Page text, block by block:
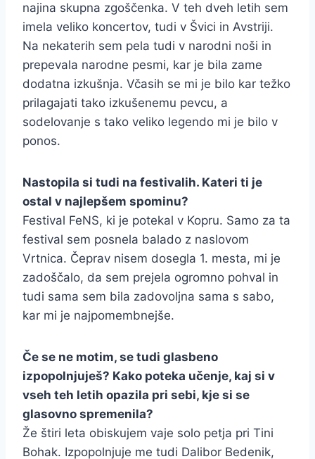
najina skupna zgoščenka. V teh dveh letih sem
imela veliko koncertov, tudi v Švici in Avstriji.
Na nekaterih sem pela tudi v narodni noši in
prepevala narodne pesmi, kar je bila zame
dodatna izkušnja. Včasih se mi je bilo kar težko
prilagajati tako izkušenemu pevcu, a
sodelovanje s tako veliko legendo mi je bilo v
ponos.
Nastopila si tudi na festivalih. Kateri ti je
ostal v najlepšem spominu?
Festival FeNS, ki je potekal v Kopru. Samo za ta
festival sem posnela balado z naslovom
Vrtnica. Čeprav nisem dosegla 1. mesta, mi je
zadoščalo, da sem prejela ogromno pohval in
tudi sama sem bila zadovoljna sama s sabo,
kar mi je najpomembnejše.
Če se ne motim, se tudi glasbeno
izpopolnjuješ? Kako poteka učenje, kaj si v
vseh teh letih opazila pri sebi, kje si se
glasovno spremenila?
Že štiri leta obiskujem vaje solo petja pri Tini
Bohak. Izpopolnjuje me tudi Dalibor Bedenik,